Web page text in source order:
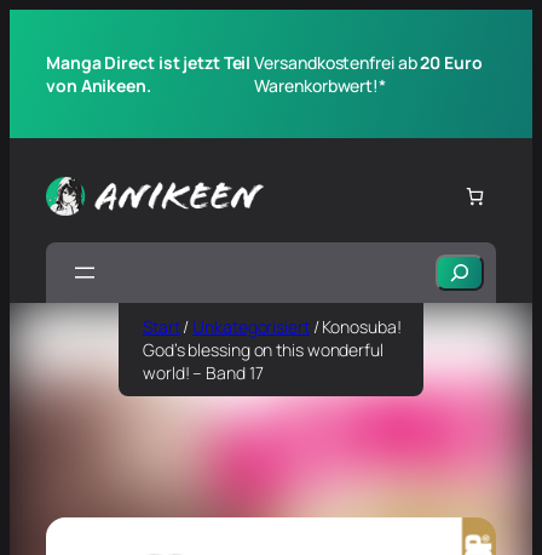
Manga Direct ist jetzt Teil
von Anikeen.
Versandkostenfrei ab20 Euro
Warenkorbwert!*
Suchen
Start/ Unkategorisiert/ Konosuba!
God’s blessing on this wonderful
world! – Band 17